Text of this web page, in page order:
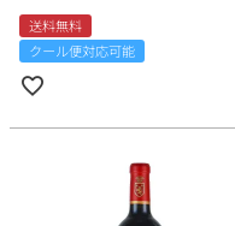
送料無料
クール便対応可能